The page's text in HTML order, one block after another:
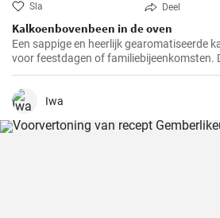
Sla Deel
Kalkoenbovenbeen in de oven
Een sappige en heerlijk gearomatiseerde
voor feestdagen of familiebijeenkomsten.
met zijn unieke smaak en eenvoudige
Iwa